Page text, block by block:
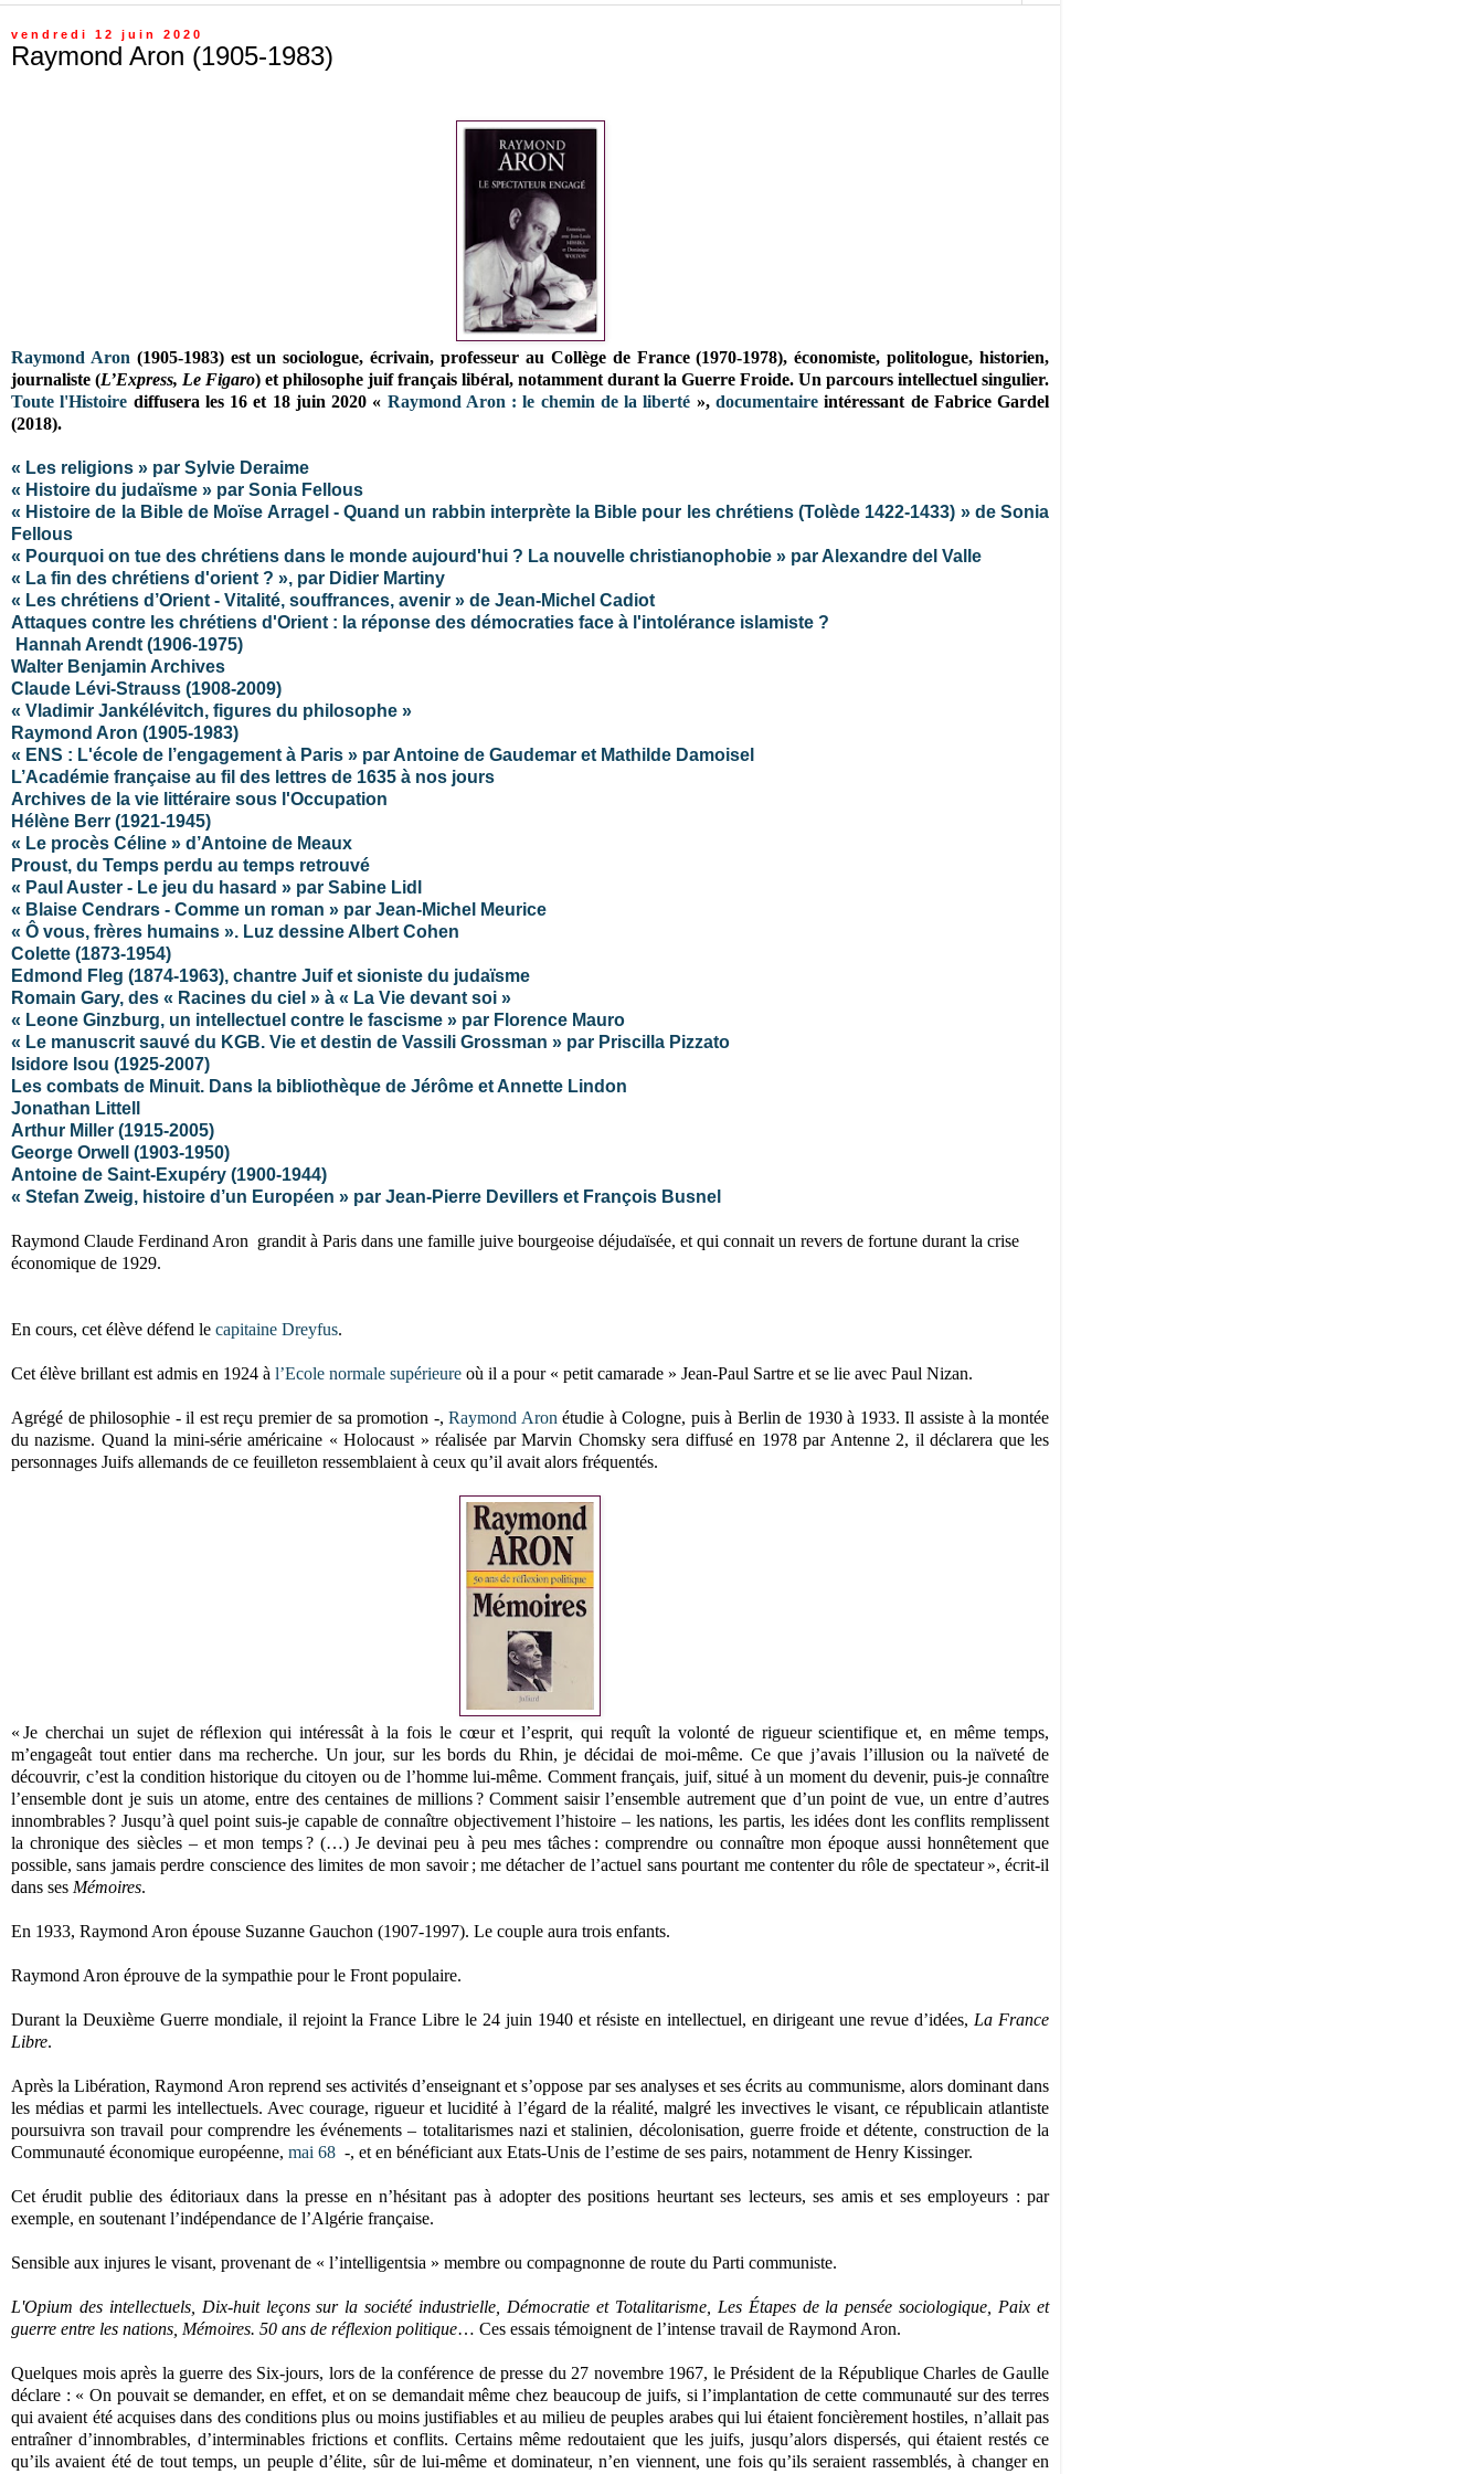
vendredi 12 juin 2020
Raymond Aron (1905-1983)
Raymond Aron (1905-1983) est un sociologue, écrivain, professeur au Collège de France (1970-1978), économiste, politologue, historien,
journaliste (L’Express, Le Figaro) et philosophe juif français libéral, notamment durant la Guerre Froide. Un parcours intellectuel singulier.
Toute l'Histoire diffusera les 16 et 18 juin 2020 « Raymond Aron : le chemin de la liberté », documentaireintéressant de Fabrice Gardel
(2018).
« Les religions » par Sylvie Deraime
« Histoire du judaïsme » par Sonia Fellous
« Histoire de la Bible de Moïse Arragel - Quand un rabbin interprète la Bible pour les chrétiens (Tolède 1422-1433) » de Sonia
Fellous
« Pourquoi on tue des chrétiens dans le monde aujourd'hui ? La nouvelle christianophobie » par Alexandre del Valle
« La fin des chrétiens d'orient ? », par Didier Martiny
« Les chrétiens d’Orient - Vitalité, souffrances, avenir » de Jean-Michel Cadiot
Attaques contre les chrétiens d'Orient : la réponse des démocraties face à l'intolérance islamiste ?
Hannah Arendt (1906-1975)
Walter Benjamin Archives
Claude Lévi-Strauss (1908-2009)
« Vladimir Jankélévitch, figures du philosophe »
Raymond Aron (1905-1983)
« ENS : L'école de l’engagement à Paris » par Antoine de Gaudemar et Mathilde Damoisel
L’Académie française au fil des lettres de 1635 à nos jours
Archives de la vie littéraire sous l'Occupation
Hélène Berr (1921-1945)
« Le procès Céline » d’Antoine de Meaux
Proust, du Temps perdu au temps retrouvé
« Paul Auster - Le jeu du hasard » par Sabine Lidl
« Blaise Cendrars - Comme un roman » par Jean-Michel Meurice
« Ô vous, frères humains ». Luz dessine Albert Cohen
Colette (1873-1954)
Edmond Fleg (1874-1963), chantre Juif et sioniste du judaïsme
Romain Gary, des « Racines du ciel » à « La Vie devant soi »
« Leone Ginzburg, un intellectuel contre le fascisme » par Florence Mauro
« Le manuscrit sauvé du KGB. Vie et destin de Vassili Grossman » par Priscilla Pizzato
Isidore Isou (1925-2007)
Les combats de Minuit. Dans la bibliothèque de Jérôme et Annette Lindon
Jonathan Littell
Arthur Miller (1915-2005)
George Orwell (1903-1950)
Antoine de Saint-Exupéry (1900-1944)
« Stefan Zweig, histoire d’un Européen » par Jean-Pierre Devillers et François Busnel
Raymond Claude Ferdinand Aron grandit à Paris dans une famille juive bourgeoise déjudaïsée, et qui connait un revers de fortune durant la crise
économique de 1929.
En cours, cet élève défend le capitaine Dreyfus.
Cet élève brillant est admis en 1924 à l’Ecole normale supérieure où il a pour « petit camarade » Jean-Paul Sartre et se lie avec Paul Nizan.
Agrégé de philosophie - il est reçu premier de sa promotion -, Raymond Aron étudie à Cologne, puis à Berlin de 1930 à 1933. Il assiste à la montée
du nazisme. Quand la mini-série américaine « Holocaust » réalisée par Marvin Chomsky sera diffusé en 1978 par Antenne 2, il déclarera que les
personnages Juifs allemands de ce feuilleton ressemblaient à ceux qu’il avait alors fréquentés.
« Je cherchai un sujet de réflexion qui intéressât à la fois le cœur et l’esprit, qui requît la volonté de rigueur scientifique et, en même temps,
m’engageât tout entier dans ma recherche. Un jour, sur les bords du Rhin, je décidai de moi-même. Ce que j’avais l’illusion ou la naïveté de
découvrir, c’est la condition historique du citoyen ou de l’homme lui-même. Comment français, juif, situé à un moment du devenir, puis-je connaître
l’ensemble dont je suis un atome, entre des centaines de millions ? Comment saisir l’ensemble autrement que d’un point de vue, un entre d’autres
innombrables ? Jusqu’à quel point suis-je capable de connaître objectivement l’histoire – les nations, les partis, les idées dont les conflits remplissent
la chronique des siècles – et mon temps ? (…) Je devinai peu à peu mes tâches : comprendre ou connaître mon époque aussi honnêtement que
possible, sans jamais perdre conscience des limites de mon savoir ; me détacher de l’actuel sans pourtant me contenter du rôle de spectateur », écrit-il
dans ses Mémoires.
En 1933, Raymond Aron épouse Suzanne Gauchon (1907-1997). Le couple aura trois enfants.
Raymond Aron éprouve de la sympathie pour le Front populaire.
Durant la Deuxième Guerre mondiale, il rejoint la France Libre le 24 juin 1940 et résiste en intellectuel, en dirigeant une revue d’idées, La France
Libre.
Après la Libération, Raymond Aron reprend ses activités d’enseignant et s’oppose par ses analyses et ses écrits au communisme, alors dominant dans
les médias et parmi les intellectuels. Avec courage, rigueur et lucidité à l’égard de la réalité, malgré les invectives le visant, ce républicain atlantiste
poursuivra son travail pour comprendre les événements – totalitarismes nazi et stalinien, décolonisation, guerre froide et détente, construction de la
Communauté économique européenne, mai 68 -, et en bénéficiant aux Etats-Unis de l’estime de ses pairs, notamment de Henry Kissinger.
Cet érudit publie des éditoriaux dans la presse en n’hésitant pas à adopter des positions heurtant ses lecteurs, ses amis et ses employeurs : par
exemple, en soutenant l’indépendance de l’Algérie française.
Sensible aux injures le visant, provenant de « l’intelligentsia » membre ou compagnonne de route du Parti communiste.
L'Opium des intellectuels, Dix-huit leçons sur la société industrielle, Démocratie et Totalitarisme, Les Étapes de la pensée sociologique, Paix et
guerre entre les nations, Mémoires. 50 ans de réflexion politique… Ces essais témoignent de l’intense travail de Raymond Aron.
Quelques mois après la guerre des Six-jours, lors de la conférence de presse du 27 novembre 1967, le Président de la République Charles de Gaulle
déclare : « On pouvait se demander, en effet, et on se demandait même chez beaucoup de juifs, si l’implantation de cette communauté sur des terres
qui avaient été acquises dans des conditions plus ou moins justifiables et au milieu de peuples arabes qui lui étaient foncièrement hostiles, n’allait pas
entraîner d’innombrables, d’interminables frictions et conflits. Certains même redoutaient que les juifs, jusqu’alors dispersés, qui étaient restés ce
qu’ils avaient été de tout temps, un peuple d’élite, sûr de lui-même et dominateur, n’en viennent, une fois qu’ils seraient rassemblés, à changer en